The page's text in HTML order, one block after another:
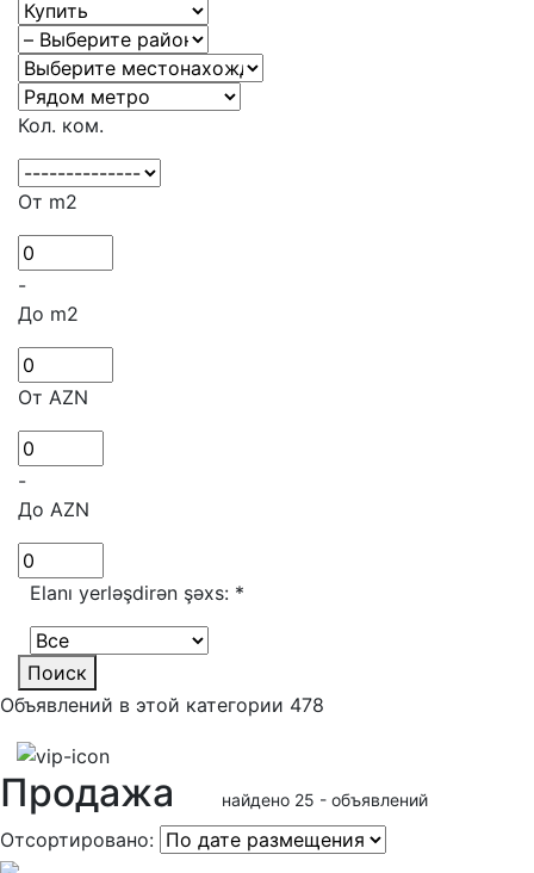
Кол. ком.
От m2
-
До m2
От AZN
-
До AZN
Elanı yerləşdirən şəxs: *
Поиск
Объявлений в этой категории 478
Продажа найдено 25 - объявлений
Отсортировано: